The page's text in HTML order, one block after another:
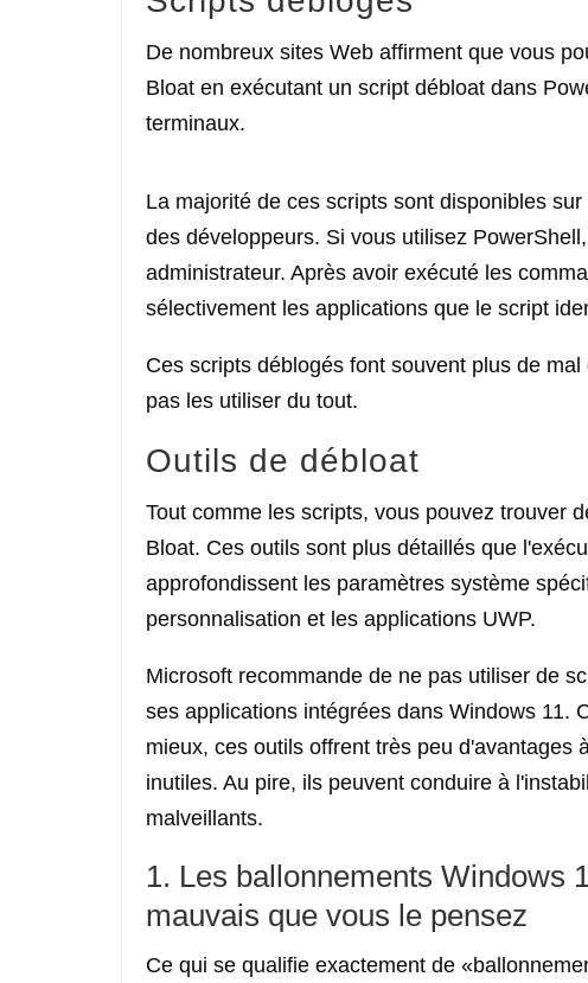
De nombreux sites Web affirment que vous
Bloat en exécutant un script débloat dans
terminaux.
La majorité de ces scripts sont disponibles
des développeurs. Si vous utilisez
administrateur. Après avoir exécuté les
sélectivement les applications que le script
Ces scripts déblogés font souvent plus de
pas les utiliser du tout.
Outils de débloat
Tout comme les scripts, vous pouvez trouver
Bloat. Ces outils sont plus détaillés que
approfondissent les paramètres système
personnalisation et les applications UWP.
Microsoft recommande de ne pas utiliser de
ses applications intégrées dans Windows 11.
mieux, ces outils offrent très peu d'avantages
inutiles. Au pire, ils peuvent conduire à
malveillants.
1. Les ballonnements Windows
mauvais que vous le pensez
Ce qui se qualifie exactement de